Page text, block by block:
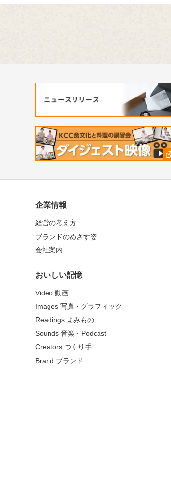
企業情報
経営の考え方
ブランドのめざす姿
会社案内
おいしい記憶
Video 動画
Images 写真・グラフィック
Readings よみもの
Sounds 音楽・Podcast
Creators つくり手
Brand ブランド